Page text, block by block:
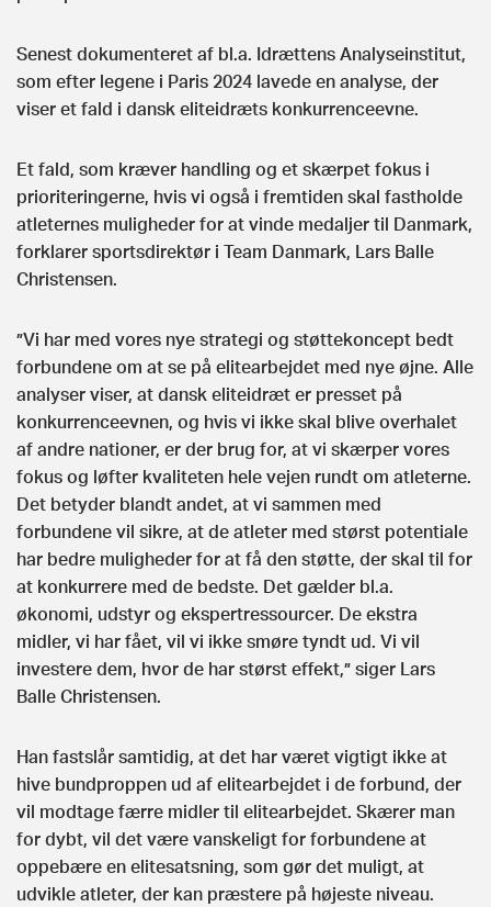
Senest dokumenteret af bl.a. Idrættens Analyseinstitut,
som efter legene i Paris 2024 lavede en analyse, der
viser et fald i dansk eliteidræts konkurrenceevne.
Et fald, som kræver handling og et skærpet fokus i
prioriteringerne, hvis vi også i fremtiden skal fastholde
atleternes muligheder for at vinde medaljer til Danmark,
forklarer sportsdirektør i Team Danmark, Lars Balle
Christensen.
”Vi har med vores nye strategi og støttekoncept bedt
forbundene om at se på elitearbejdet med nye øjne. Alle
analyser viser, at dansk eliteidræt er presset på
konkurrenceevnen, og hvis vi ikke skal blive overhalet
af andre nationer, er der brug for, at vi skærper vores
fokus og løfter kvaliteten hele vejen rundt om atleterne.
Det betyder blandt andet, at vi sammen med
forbundene vil sikre, at de atleter med størst potentiale
har bedre muligheder for at få den støtte, der skal til for
at konkurrere med de bedste. Det gælder bl.a.
økonomi, udstyr og ekspertressourcer. De ekstra
midler, vi har fået, vil vi ikke smøre tyndt ud. Vi vil
investere dem, hvor de har størst effekt,” siger Lars
Balle Christensen.
Han fastslår samtidig, at det har været vigtigt ikke at
hive bundproppen ud af elitearbejdet i de forbund, der
vil modtage færre midler til elitearbejdet. Skærer man
for dybt, vil det være vanskeligt for forbundene at
oppebære en elitesatsning, som gør det muligt, at
udvikle atleter, der kan præstere på højeste niveau.